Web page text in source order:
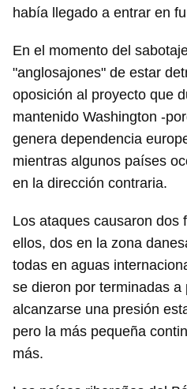
había llegado a entrar en
En el momento del
"anglosajones" de estar
oposición al proyecto que
mantenido Washington -
genera dependencia
mientras algunos países
en la dirección contraria.
Los ataques causaron dos
ellos, dos en la zona
todas en aguas
se dieron por terminadas a
alcanzarse una presión
pero la más pequeña
más.